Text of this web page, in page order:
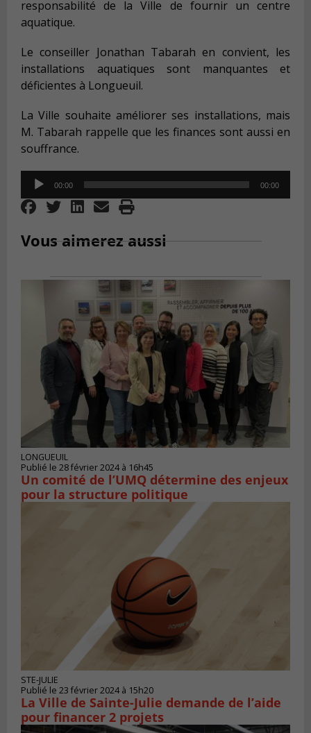
responsabilité de la Ville de fournir un centre
aquatique.
Le conseiller Jonathan Tabarah en convient, les
installations aquatiques sont manquantes et
déficientes à Longueuil.
La Ville souhaite améliorer ses installations, mais
M. Tabarah rappelle que les finances sont aussi en
souffrance.
Audio
Player
00:00 00:00
Vous aimerez aussi
LONGUEUIL
Publié le 28 février 2024 à 16h45
Un comité de l’UMQ détermine des enjeux
pour la structure politique
STE-JULIE
Publié le 23 février 2024 à 15h20
La Ville de Sainte-Julie demande de l’aide
pour financer 2 projets